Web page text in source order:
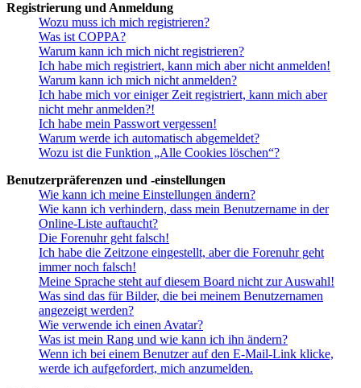
Registrierung und Anmeldung
Wozu muss ich mich registrieren?
Was ist COPPA?
Warum kann ich mich nicht registrieren?
Ich habe mich registriert, kann mich aber nicht anmelden!
Warum kann ich mich nicht anmelden?
Ich habe mich vor einiger Zeit registriert, kann mich aber
nicht mehr anmelden?!
Ich habe mein Passwort vergessen!
Warum werde ich automatisch abgemeldet?
Wozu ist die Funktion „Alle Cookies löschen“?
Benutzerpräferenzen und -einstellungen
Wie kann ich meine Einstellungen ändern?
Wie kann ich verhindern, dass mein Benutzername in der
Online-Liste auftaucht?
Die Forenuhr geht falsch!
Ich habe die Zeitzone eingestellt, aber die Forenuhr geht
immer noch falsch!
Meine Sprache steht auf diesem Board nicht zur Auswahl!
Was sind das für Bilder, die bei meinem Benutzernamen
angezeigt werden?
Wie verwende ich einen Avatar?
Was ist mein Rang und wie kann ich ihn ändern?
Wenn ich bei einem Benutzer auf den E-Mail-Link klicke,
werde ich aufgefordert, mich anzumelden.